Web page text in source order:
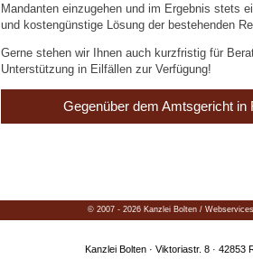
Mandanten einzugehen und im Ergebnis stets
und kostengünstige Lösung der bestehenden
Gerne stehen wir Ihnen auch kurzfristig für
Unterstützung in Eilfällen zur Verfügung!
Gegenüber dem Amtsgericht in
© 2007 - 2026 Kanzlei Bolten /
Kanzlei Bolten · Viktoriastr. 8 · 42853